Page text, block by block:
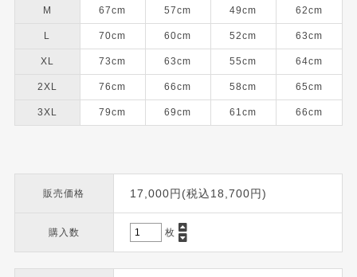
M 67cm 57cm 49cm 62cm
L 70cm 60cm 52cm 63cm
XL 73cm 63cm 55cm 64cm
2XL 76cm 66cm 58cm 65cm
3XL 79cm 69cm 61cm 66cm
販売価格 17,000円(税込18,700円)
購入数 枚